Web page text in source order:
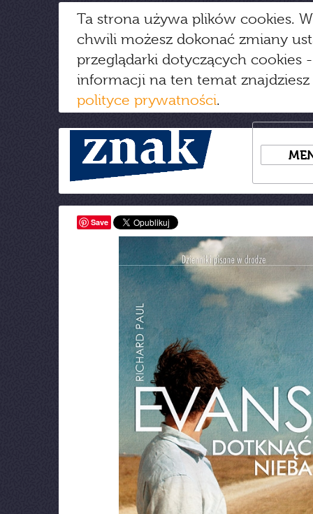
Ta strona używa plików cookies.
chwili możesz dokonać zmiany
przeglądarki dotyczących cookies
informacji na ten temat
polityce prywatności.
Save